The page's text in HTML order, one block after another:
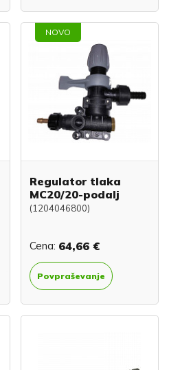
NOVO
Regulator tlaka
MC20/20-podalj
(1204046800)
Cena: 64,66 €
Povpraševanje